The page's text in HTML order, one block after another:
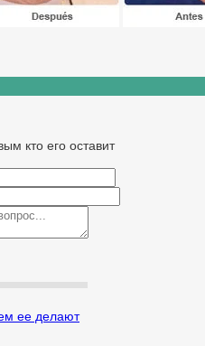
кто его оставит
ее делают